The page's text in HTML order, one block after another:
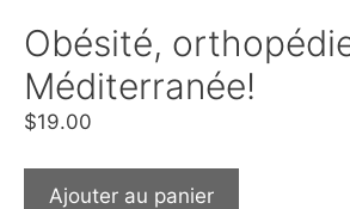
Obésité,
Méditerranée!
$19.00
Ajouter au panier